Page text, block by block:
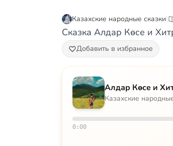
Казахские народные сказки|
Сказка Алдар Көсе и
Добавить в избранное
Алдар Көсе и
Казахские
0:00